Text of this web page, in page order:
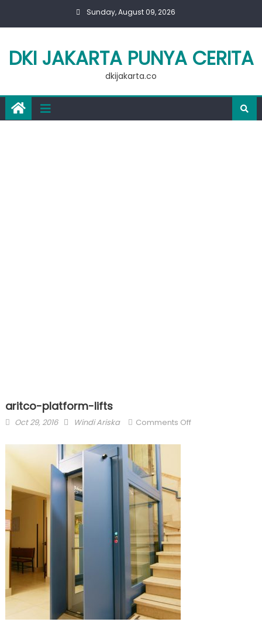
Sunday, August 09, 2026
DKI JAKARTA PUNYA CERITA
dkijakarta.co
aritco-platform-lifts
Posted
Oct 29, 2016 Author
Windi Ariska Comments Offon